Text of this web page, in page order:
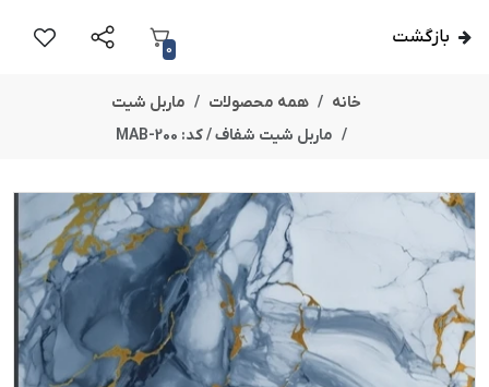
بازگشت
0
خانه همه محصولات
ماربل شیت
ماربل شیت شفاف / کد: MAB-200